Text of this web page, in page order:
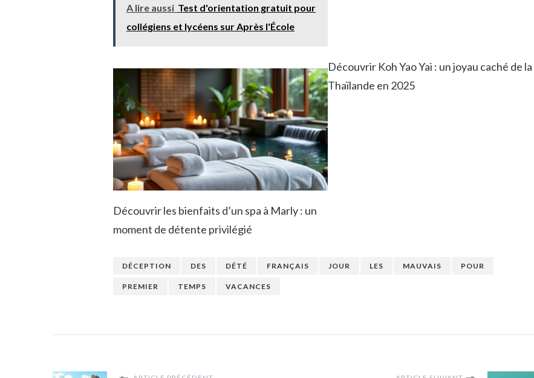
A lire aussi Test d'orientation gratuit pour
collégiens et lycéens sur Après l'École
Découvrir les bienfaits d’un spa à Marly : un
moment de détente privilégié
Découvrir Koh Yao Yai : un joyau caché de la
Thaïlande en 2025
DÉCEPTION DES DÉTÉ FRANÇAIS JOUR LES MAUVAIS POUR
PREMIER TEMPS VACANCES